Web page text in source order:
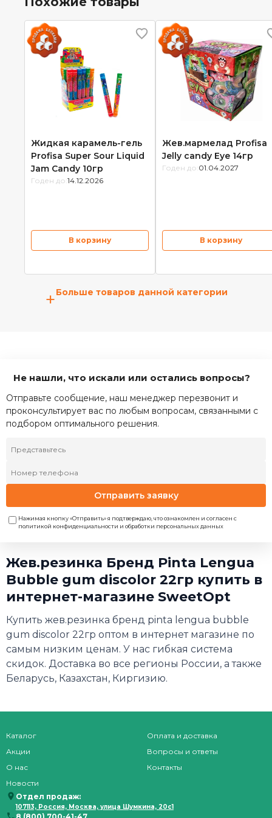
Жидкая карамель-гель
Profisa Super Sour Liquid
Jam Candy 10гр
Годен до: 14.12.2026
В корзину
Жев.мармелад Profisa
Jelly candy Eye 14гр
Годен до: 01.04.2027
В корзину
+Больше товаров данной категории
Не нашли, что искали или остались вопросы?
Отправьте сообщение, наш менеджер перезвонит и
проконсультирует вас по любым вопросам, связанными с
подбором оптимального решения.
Отправить заявку
Нажимая кнопку «Отправить» я подтверждаю, что ознакомлен и согласен с
политикой конфиденциальности и обработки персональных данных
Жев.резинка Бренд Pinta Lengua
Bubble gum discolor 22гр купить в
интернет-магазине SweetOpt
Купить жев.резинка бренд pinta lengua bubble
gum discolor 22гр оптом в интернет магазине по
самым низким ценам. У нас гибкая система
скидок. Доставка во все регионы России, а также
Беларусь, Казахстан, Киргизию.
Каталог
Акции
О нас
Новости
Оплата и доставка
Вопросы и ответы
Контакты
Отдел продаж:
107113, Россия, Москва, улица Шумкина, 20с1